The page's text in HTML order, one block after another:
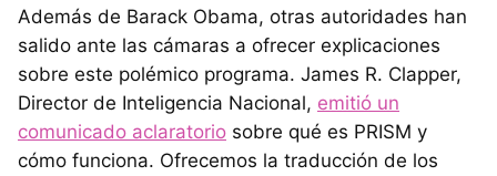
Además de Barack Obama, otras autoridades han
salido ante las cámaras a ofrecer explicaciones
sobre este polémico programa. James R. Clapper,
Director de Inteligencia Nacional, emitió un
comunicado aclaratorio sobre qué es PRISM y
cómo funciona. Ofrecemos la traducción de los